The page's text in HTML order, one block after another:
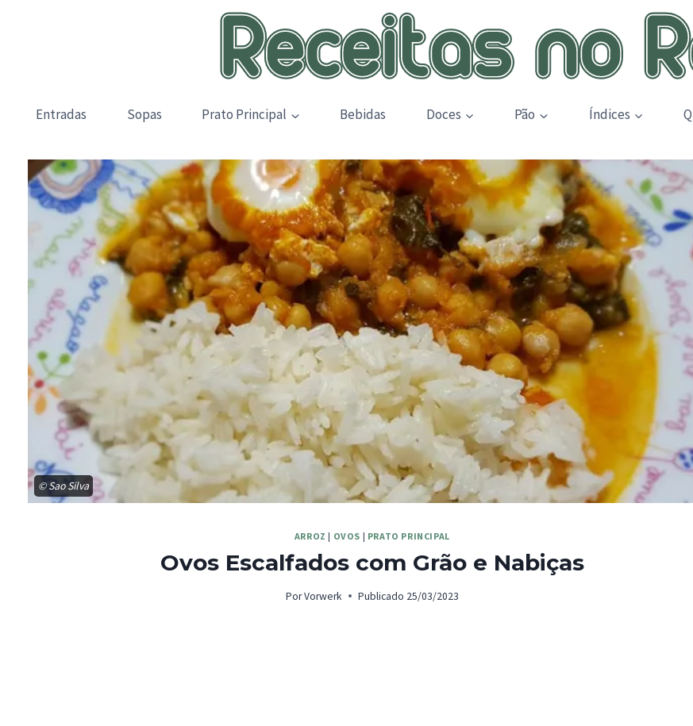
Entradas Sopas Prato Principal Bebidas Doces Pão Índices
© Sao Silva
ARROZ | OVOS | PRATO PRINCIPAL
Ovos Escalfados com Grão e Nabiças
Por Vorwerk Publicado 25/03/2023